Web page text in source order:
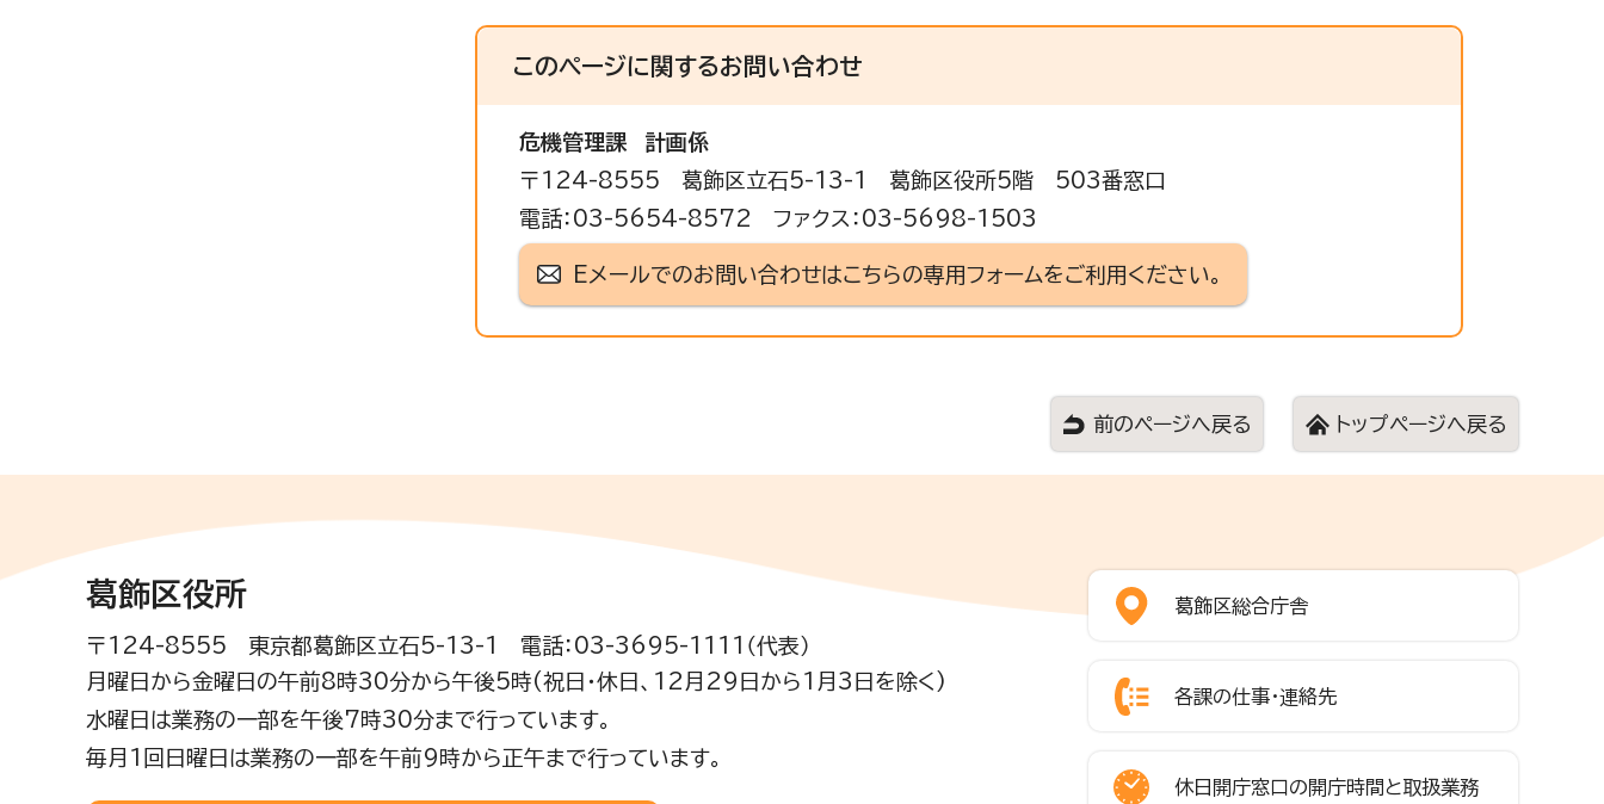
このページに関するお問い合わせ
危機管理課
計画係
〒124-8555 葛飾区立石5-13-1 葛飾区役所5階 503番窓口
電話：03-5654-8572 ファクス：03-5698-1503
Eメールでのお問い合わせはこちらの専用フォームをご利用ください。
前のページへ戻る トップページへ戻る
葛飾区役所
〒124-8555 東京都葛飾区立石5-13-1 電話：03-3695-1111（代表）
月曜日から金曜日の午前8時30分から午後5時(祝日・休日、12月29日から1月3日を除く)
水曜日は業務の一部を午後7時30分まで行っています。
毎月1回日曜日は業務の一部を午前9時から正午まで行っています。
葛飾区総合庁舎
各課の仕事・連絡先
休日開庁窓口の開庁時間と取扱業務